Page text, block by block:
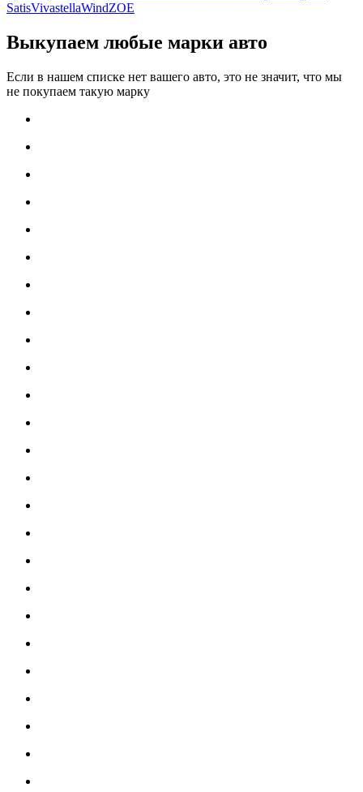
SatisVivastellaWindZOE
Выкупаем любые марки авто
Если в нашем списке нет вашего авто, это не значит, что мы
не покупаем такую марку